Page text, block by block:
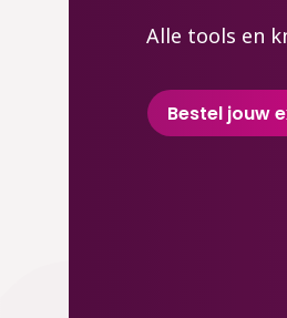
Alle tools en
Bestel jouw